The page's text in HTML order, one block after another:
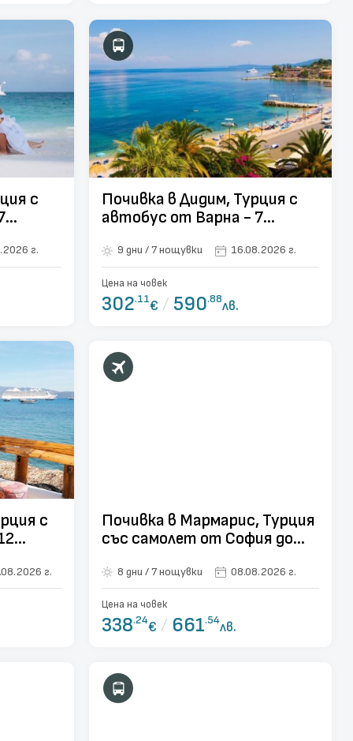
с
г.
Почивка в Дидим, Турция с
автобус от Варна - 7
9 дни / 7 нощувки 16.08.2026 г.
Цена на човек
302.11€ / 590.88лв.
с
г.
Почивка в Мармарис, Турция
със самолет от София до
8 дни / 7 нощувки 08.08.2026 г.
Цена на човек
338.24€ / 661.54лв.